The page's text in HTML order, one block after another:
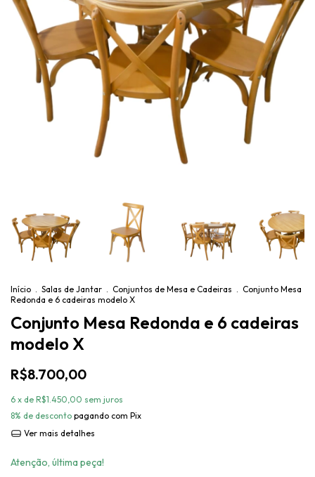
Início . Salas de Jantar . Conjuntos de Mesa e Cadeiras . Conjunto Mesa
Redonda e 6 cadeiras modelo X
Conjunto Mesa Redonda e 6 cadeiras
modelo X
R$8.700,00
6 x de R$1.450,00 sem juros
8% de desconto pagando com Pix
Ver mais detalhes
Atenção, última peça!